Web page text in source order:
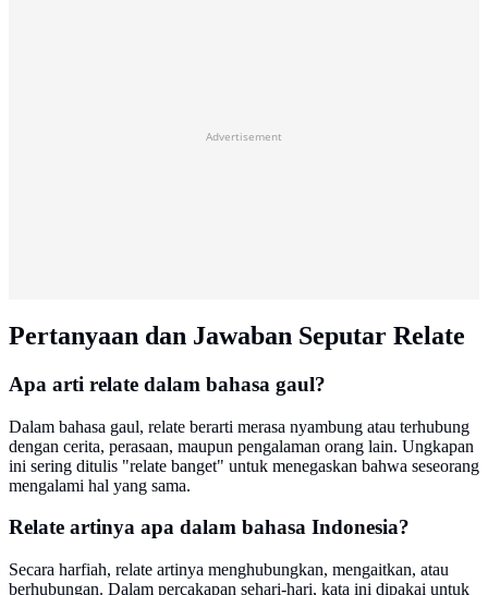
Advertisement
Pertanyaan dan Jawaban Seputar Relate
Apa arti relate dalam bahasa gaul?
Dalam bahasa gaul, relate berarti merasa nyambung atau terhubung
dengan cerita, perasaan, maupun pengalaman orang lain. Ungkapan
ini sering ditulis "relate banget" untuk menegaskan bahwa seseorang
mengalami hal yang sama.
Relate artinya apa dalam bahasa Indonesia?
Secara harfiah, relate artinya menghubungkan, mengaitkan, atau
berhubungan. Dalam percakapan sehari-hari, kata ini dipakai untuk